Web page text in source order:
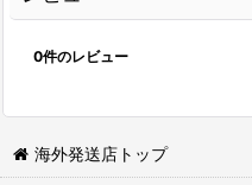
0件のレビュー
海外発送店トップ